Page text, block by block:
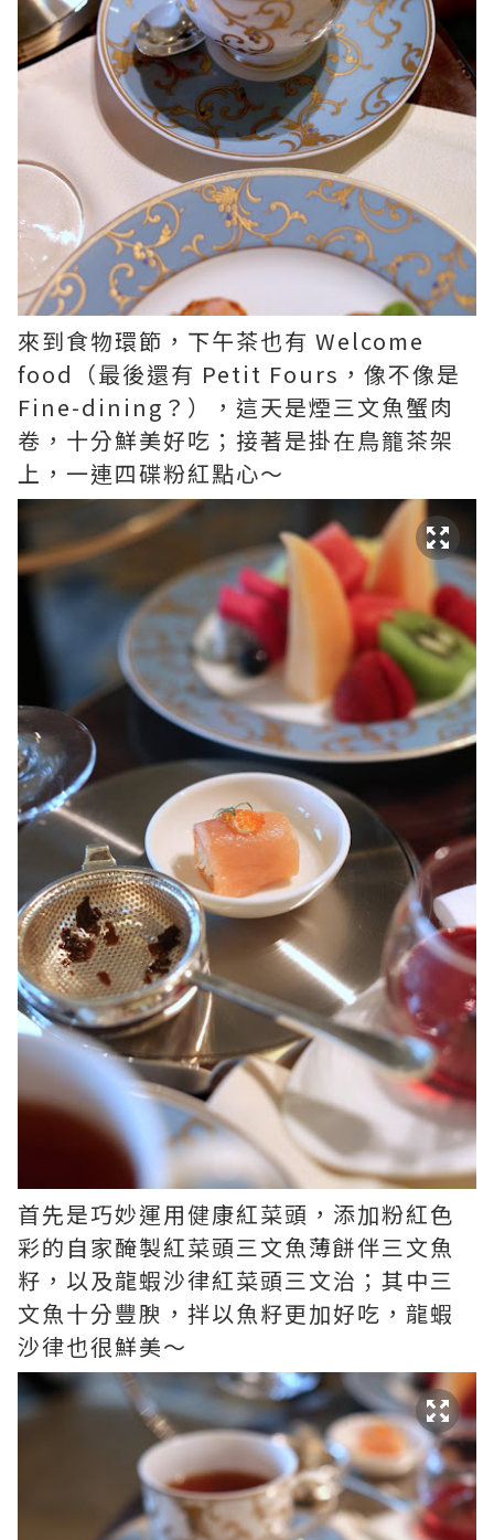
來到食物環節，下午茶也有 Welcome
food（最後還有 Petit Fours，像不像是
Fine-dining？），這天是煙三文魚蟹肉
卷，十分鮮美好吃；接著是掛在鳥籠茶架
上，一連四碟粉紅點心～
首先是巧妙運用健康紅菜頭，添加粉紅色
彩的自家醃製紅菜頭三文魚薄餅伴三文魚
籽，以及龍蝦沙律紅菜頭三文治；其中三
文魚十分豐腴，拌以魚籽更加好吃，龍蝦
沙律也很鮮美～